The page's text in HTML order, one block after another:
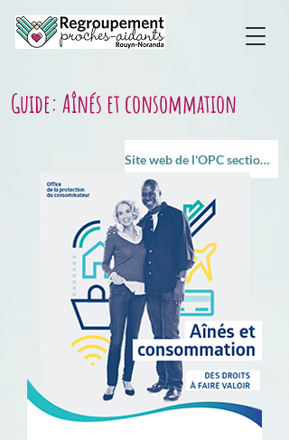
Guide: Aînés et consommation
Site web de l'OPC section Aînés